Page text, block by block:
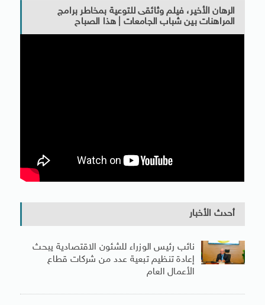
الرهان الأخير، فيلم وثائقى للتوعية بمخاطر برامج
المراهنات بين شباب الجامعات | هذا الصباح
أحدث الأخبار
نائب رئيس الوزراء للشئون الاقتصادية يبحث
إعادة تنظيم تبعية عدد من شركات قطاع
الأعمال العام